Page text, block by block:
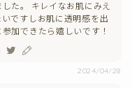
た。 キレイなお肌にみえ
ですしお肌に透明感を出
加できたら嬉しいです！
2024/04/28